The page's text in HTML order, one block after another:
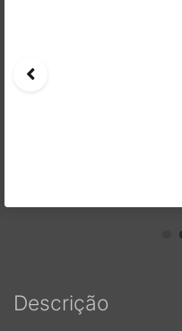
Descrição